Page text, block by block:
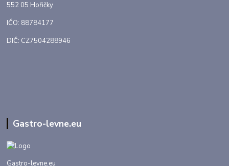
552 05 Hořičky
IČO: 88784177
DIČ: CZ7504288946
Gastro-levne.eu
Gastro-levne.eu